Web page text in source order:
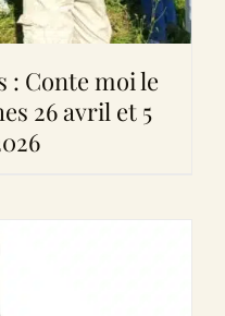
: Conte moi le
26 avril et 5